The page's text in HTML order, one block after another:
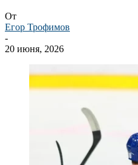
От
Егор Трофимов
-
20 июня, 2026